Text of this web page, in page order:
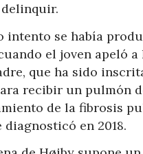
intento se había
el joven apeló
que ha sido
recibir un pulmón
de la fibrosis
diagnosticó en 2018.